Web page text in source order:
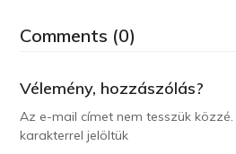
Comments (0)
Vélemény, hozzászólás?
Az e-mail címet nem tesszük közzé.
karakterrel jelöltük